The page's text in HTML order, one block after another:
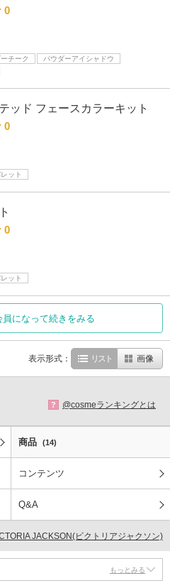
0
チーク
パウダーアイシャドウ
ッド フェースカラーキット
0
ット
0
ット
員になって続きをみる
表示形式： リスト 画像
? @cosmeランキングとは
商品 (14)
コンテンツ
Q&A
JACKSON(ビクトリアジャクソン)
もっとみる